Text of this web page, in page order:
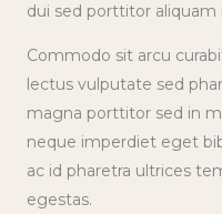
dui sed porttitor aliquam
Commodo sit arcu
lectus vulputate sed
magna porttitor sed in
neque imperdiet eget
ac id pharetra ultrices
egestas.